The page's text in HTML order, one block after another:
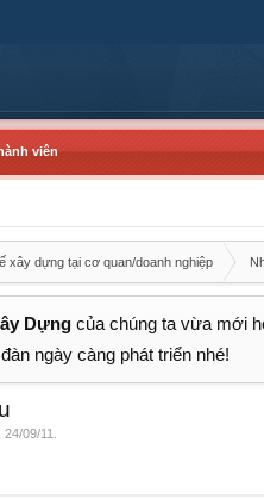
viên
xây dựng tại cơ quan/doanh nghiệp
Dựng của chúng ta vừa mới
ngày càng phát triển nhé!
24/09/11